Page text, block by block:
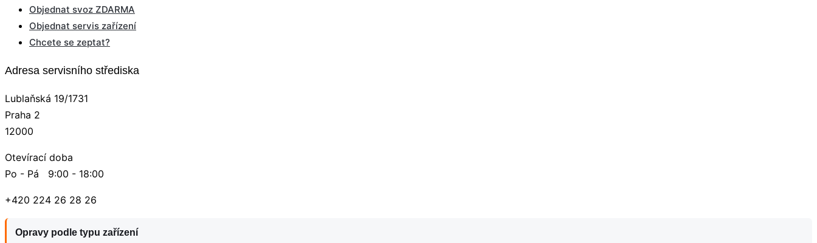
Objednat svoz ZDARMA
Objednat servis zařízení
Chcete se zeptat?
Adresa servisního střediska
Lublaňská 19/1731
Praha 2
12000
Otevírací doba
Po - Pá 9:00 - 18:00
+420 224 26 28 26
Opravy podle typu zařízení